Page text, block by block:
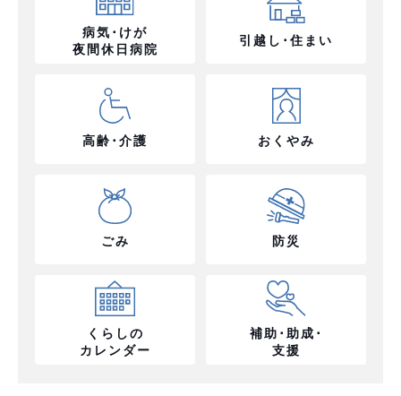
病気･けが
夜間休日病院
引越し･住まい
高齢･介護 おくやみ
ごみ 防災
くらしの
カレンダー
補助･助成･
支援